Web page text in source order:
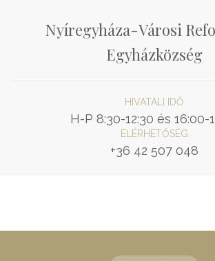
Nyíregyháza-Városi
Egyházközség
HIVATALI IDŐ
H-P 8:30-12:30 és 16:00-
ELÉRHETŐSÉG
+36 42 507 048